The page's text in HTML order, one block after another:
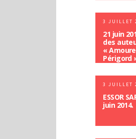
3 JUILLET
21 juin
des
«
Périgord
3 JUILLET
ESSOR
juin 2014.